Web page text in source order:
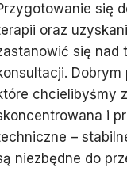
się
oraz
się nad
chcielibyśmy
i
–
niezbędne do